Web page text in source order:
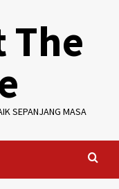
The
SEPANJANG MASA